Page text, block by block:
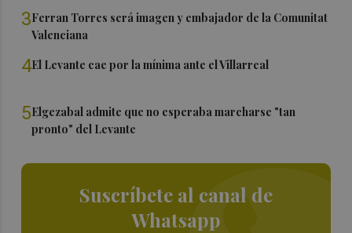
3Ferran Torres será imagen y embajador de la Comunitat
Valenciana
4El Levante cae por la mínima ante el Villarreal
5Elgezabal admite que no esperaba marcharse "tan
pronto" del Levante
Suscríbete al canal de
Whatsapp